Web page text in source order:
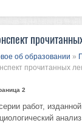
об образовании »
прочитанных
2
работ,